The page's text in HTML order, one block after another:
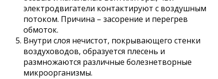
электродвигатели контактируют с воздушным
потоком. Причина – засорение и перегрев
обмоток.
Внутри слоя нечистот, покрывающего стенки
воздуховодов, образуется плесень и
размножаются различные болезнетворные
микроорганизмы.